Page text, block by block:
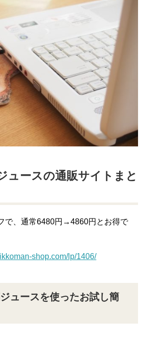
ュースの通販サイトまと
で、通常6480円→4860円とお得で
shop.com/lp/1406/
ュースを使ったお試し簡